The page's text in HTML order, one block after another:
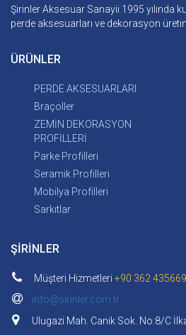
Şirinler Aksesuar Sanayii 1995 yılında
perde aksesuarları ve dekorasyon
ÜRÜNLER
PERDE AKSESUARLARI
Braçoller
ZEMİN DEKORASYON
PROFİLLERİ
Parke Profilleri
Seramik Profilleri
Mobilya Profilleri
Sarkıtlar
ŞİRİNLER
Müşteri Hizmetleri +90 362
info@sirinler.com.tr
Ulugazi Mah. Canik Sok. No:8/C